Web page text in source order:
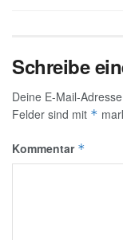
Schreibe
Deine E-Mail-
Felder sind mit *
Kommentar *